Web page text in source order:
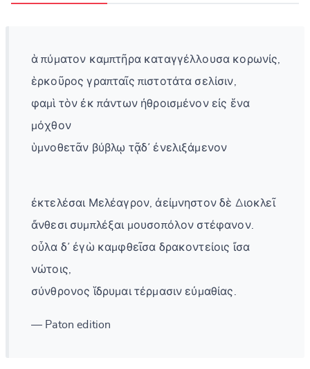
ἁ πύματον καμπτῆρα καταγγέλλουσα κορωνίς,
ἑρκοῦρος γραπταῖς πιστοτάτα σελίσιν,
φαμὶ τὸν ἐκ πάντων ἠθροισμένον εἰς ἕνα
μόχθον
ὑμνοθετᾶν βύβλῳ τᾷδ᾽ ἐνελιξάμενον
ἐκτελέσαι Μελέαγρον, ἀείμνηστον δὲ Διοκλεῖ
ἄνθεσι συμπλέξαι μουσοπόλον στέφανον.
οὖλα δ᾽ ἐγὼ καμφθεῖσα δρακοντείοις ἴσα
νώτοις,
σύνθρονος ἵδρυμαι τέρμασιν εὐμαθίας.
— Paton edition